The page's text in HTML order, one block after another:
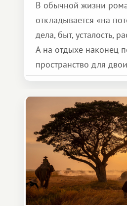
В обычной жизни
откладывается «на
дела, быт, усталость,
А на отдыхе наконец
пространство для
сделать для близкого
особенное. Не
масштабное, но тёплое
и запоминающееся :)